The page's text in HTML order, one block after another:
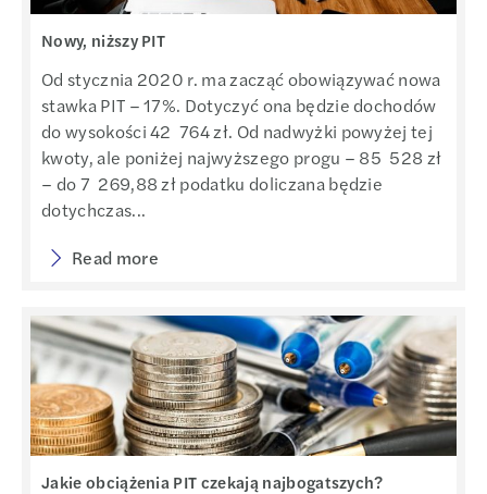
Nowy, niższy PIT
Od stycznia 2020 r. ma zacząć obowiązywać nowa
stawka PIT – 17%. Dotyczyć ona będzie dochodów
do wysokości 42 764 zł. Od nadwyżki powyżej tej
kwoty, ale poniżej najwyższego progu – 85 528 zł
– do 7 269,88 zł podatku doliczana będzie
dotychczas...
Read more
Jakie obciążenia PIT czekają najbogatszych?